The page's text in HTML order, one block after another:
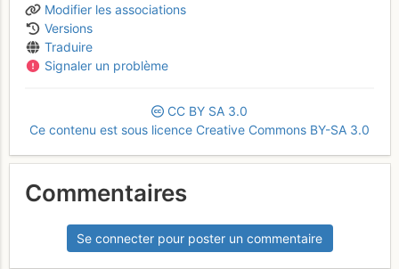
Modifier les associations
Versions
Traduire
Signaler un problème
CC BY SA 3.0
Ce contenu est sous licence Creative Commons BY-SA 3.0
Commentaires
Se connecter pour poster un commentaire